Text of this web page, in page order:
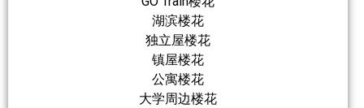
湖滨楼花
独立屋楼花
镇屋楼花
公寓楼花
大学周边楼花